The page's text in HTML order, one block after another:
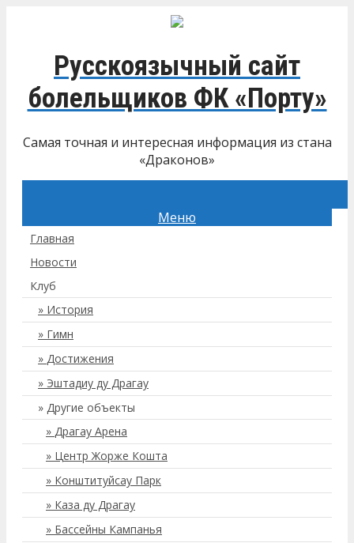
Русскоязычный сайт
болельщиков ФК «Порту»
Самая точная и интересная информация из стана
«Драконов»
Меню
Главная
Новости
Клуб
История
Гимн
Достижения
Эштадиу ду Драгау
Другие объекты
Драгау Арена
Центр Жорже Кошта
Конштитуйсау Парк
Каза ду Драгау
Бассейны Кампанья